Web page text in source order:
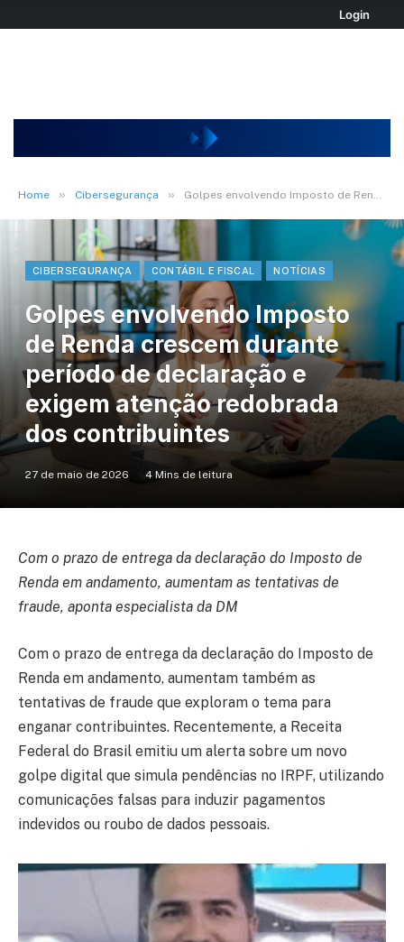
Login
Home » Cibersegurança » Golpes envolvendo Imposto de Renda crescem durante período de declaração e exigem atenção redobrada dos contribuintes
CIBERSEGURANÇA CONTÁBIL E FISCAL NOTÍCIAS
Golpes envolvendo Imposto
de Renda crescem durante
período de declaração e
exigem atenção redobrada
dos contribuintes
27 de maio de 2026 4 Mins de leitura
Com o prazo de entrega da declaração do Imposto de
Renda em andamento, aumentam as tentativas de
fraude, aponta especialista da DM
Com o prazo de entrega da declaração do Imposto de
Renda em andamento, aumentam também as
tentativas de fraude que exploram o tema para
enganar contribuintes. Recentemente, a Receita
Federal do Brasil emitiu um alerta sobre um novo
golpe digital que simula pendências no IRPF, utilizando
comunicações falsas para induzir pagamentos
indevidos ou roubo de dados pessoais.